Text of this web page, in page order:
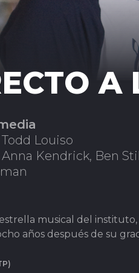
A
Todd Louiso
Anna Kendrick, Ben
musical del
años después de su